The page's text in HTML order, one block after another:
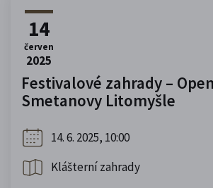
14
červen
2025
Festivalové zahrady –
Smetanovy Litomyšle
14. 6. 2025, 10:00
Klášterní zahrady